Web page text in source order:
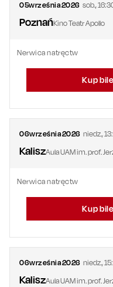
05września2026 sob.,
PoznańKino Teatr Apollo
Nerwica natręctw
Kup
06września2026 niedz.,
KaliszAula UAM im. prof.
Nerwica natręctw
Kup
06września2026 niedz.,
KaliszAula UAM im. prof.